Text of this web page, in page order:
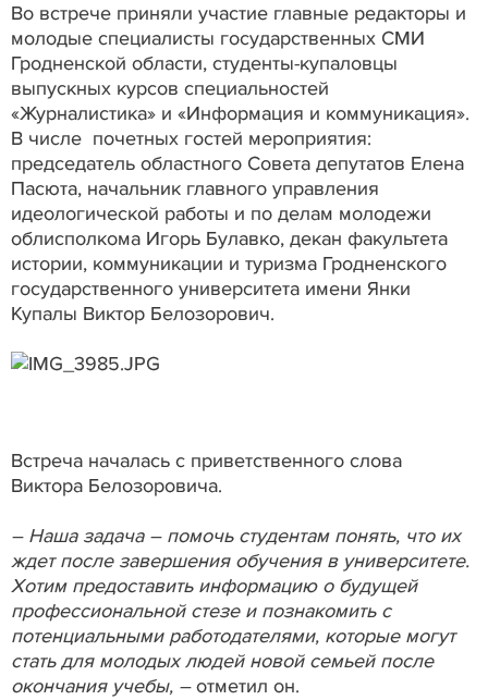
Во встрече приняли участие главные редакторы и
молодые специалисты государственных СМИ
Гродненской области, студенты-купаловцы
выпускных курсов специальностей
«Журналистика» и «Информация и коммуникация».
В числе почетных гостей мероприятия:
председатель областного Совета депутатов Елена
Пасюта, начальник главного управления
идеологической работы и по делам молодежи
облисполкома Игорь Булавко, декан факультета
истории, коммуникации и туризма Гродненского
государственного университета имени Янки
Купалы Виктор Белозорович.
Встреча началась с приветственного слова
Виктора Белозоровича.
– Наша задача – помочь студентам понять, что их
ждет после завершения обучения в университете.
Хотим предоставить информацию о будущей
профессиональной стезе и познакомить с
потенциальными работодателями, которые могут
стать для молодых людей новой семьей после
окончания учебы, –отметил он.